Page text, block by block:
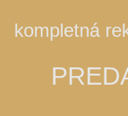
kompletná